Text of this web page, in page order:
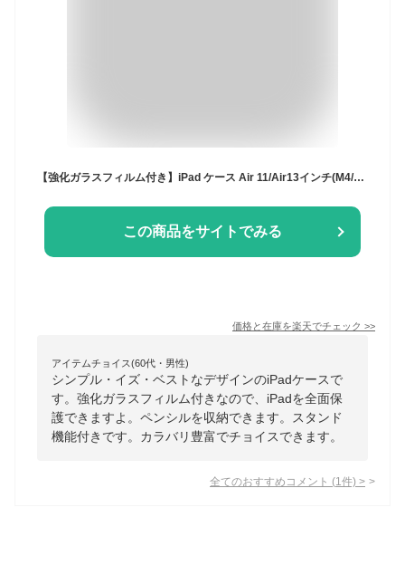
【強化ガラスフィルム付き】iPad ケース Air 11/Air13インチ(M4/M3/M2) Pro 11インチ(M5/M4) 第11世代 A16 第10世代 Air 第5/4世代 第9/8/7/6/5世代 mini7/6 iPad Pro 11インチ 第3世代 全10種類 フィルム カバー ペンシル収納
この商品をサイトでみる
価格と在庫を楽天でチェック >>
アイテムチョイス(60代・男性)
シンプル・イズ・ベストなデザインのiPadケースで
す。強化ガラスフィルム付きなので、iPadを全面保
護できますよ。ペンシルを収納できます。スタンド
機能付きです。カラバリ豊富でチョイスできます。
全てのおすすめコメント (1 件) >